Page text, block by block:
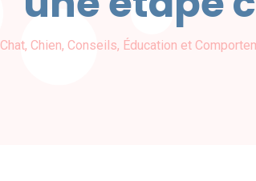
Chat, Chien, Conseils, Éducation et